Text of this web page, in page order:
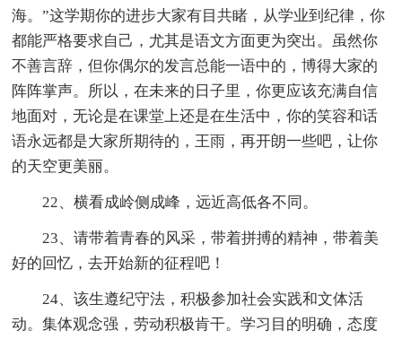
海。”这学期你的进步大家有目共睹，从学业到纪律，你
都能严格要求自己，尤其是语文方面更为突出。虽然你
不善言辞，但你偶尔的发言总能一语中的，博得大家的
阵阵掌声。所以，在未来的日子里，你更应该充满自信
地面对，无论是在课堂上还是在生活中，你的笑容和话
语永远都是大家所期待的，王雨，再开朗一些吧，让你
的天空更美丽。
22、横看成岭侧成峰，远近高低各不同。
23、请带着青春的风采，带着拼搏的精神，带着美
好的回忆，去开始新的征程吧！
24、该生遵纪守法，积极参加社会实践和文体活
动。集体观念强，劳动积极肯干。学习目的明确，态度